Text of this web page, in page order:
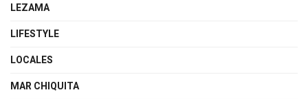
LEZAMA
LIFESTYLE
LOCALES
MAR CHIQUITA